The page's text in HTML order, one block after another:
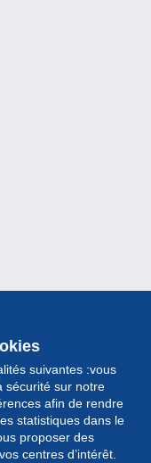
suivantes :vous
sécurité sur notre
afin de rendre
statistiques dans le
proposer des
centres d’intérêt.